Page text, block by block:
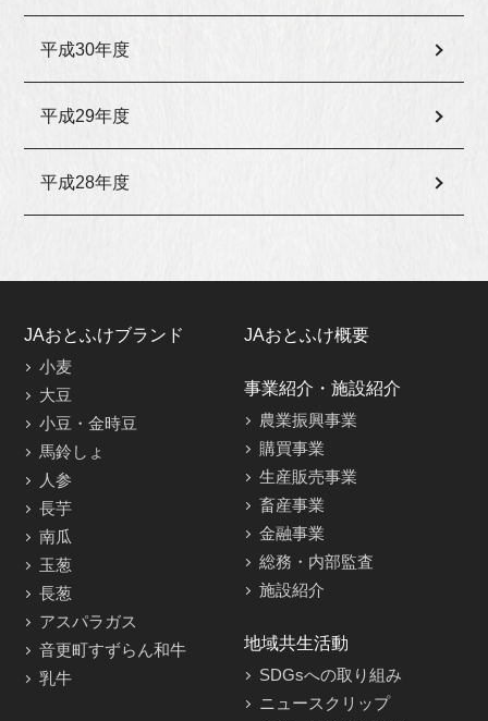
平成30年度
平成29年度
平成28年度
JAおとふけブランド
小麦
大豆
小豆・金時豆
馬鈴しょ
人参
長芋
南瓜
玉葱
長葱
アスパラガス
音更町すずらん和牛
乳牛
JAおとふけ概要
事業紹介・施設紹介
農業振興事業
購買事業
生産販売事業
畜産事業
金融事業
総務・内部監査
施設紹介
地域共生活動
SDGsへの取り組み
ニュースクリップ